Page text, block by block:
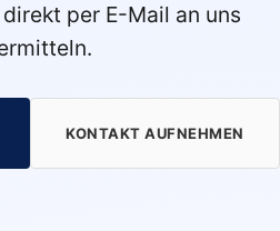
per E-Mail an uns
KONTAKT AUFNEHMEN